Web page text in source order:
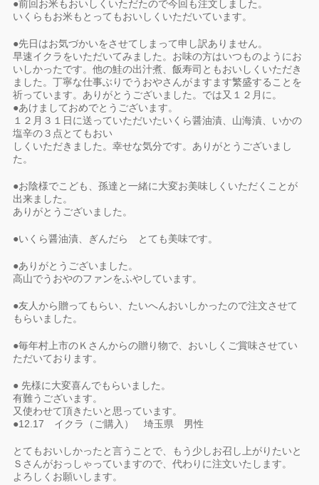
●前回お米もおいしくいただたので今回も注文しました。
いくらもお米もとってもおいしくいただいています。
●先日はお気づかいをさせてしまって申し訳ありません。
早速イクラをいただいてみました。お味の方はいつものようにお
いしかったです。他の鮭の出汁煮、飯寿司ともおいしくいただき
ました。丁寧な仕事ぶりでうおやさんがますます繁盛することを
祈っています。ありがとうございました。では又１２月に。
●あけましておめでとうございます。
１２月３１日に送っていただいたいくら醤油漬、山海漬、いかの
塩辛の３点とてもおい
しくいただきました。幸せな気分です。ありがとうございまし
た。
●お陰様でこども、孫達と一緒に大変お美味しくいただくことが
出来ました。
ありがとうございました。
●いくら醤油漬、ぎんだら とても美味です。
●ありがとうございました。
高山でうおやのファンをふやしています。
●友人から贈ってもらい、たいへんおいしかったので注文させて
もらいました。
●毎年村上市のＫさんからの贈り物で、おいしくご賞味させてい
ただいております。
● 先様に大変喜んでもらいました。
有難うございます。
又使わせて頂きたいと思っています。
●12.17 イクラ（ご購入） 埼玉県 男性
とてもおいしかったと言うことで、もう少しお召し上がりたいと
Ｓさんがおっしゃっていますので、代わりに注文いたします。
よろしくお願いします。